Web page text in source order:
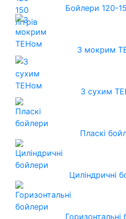
Бойлери 120-
З мокрим
З сухим
Пласкі
Циліндричні
Горизонтальні